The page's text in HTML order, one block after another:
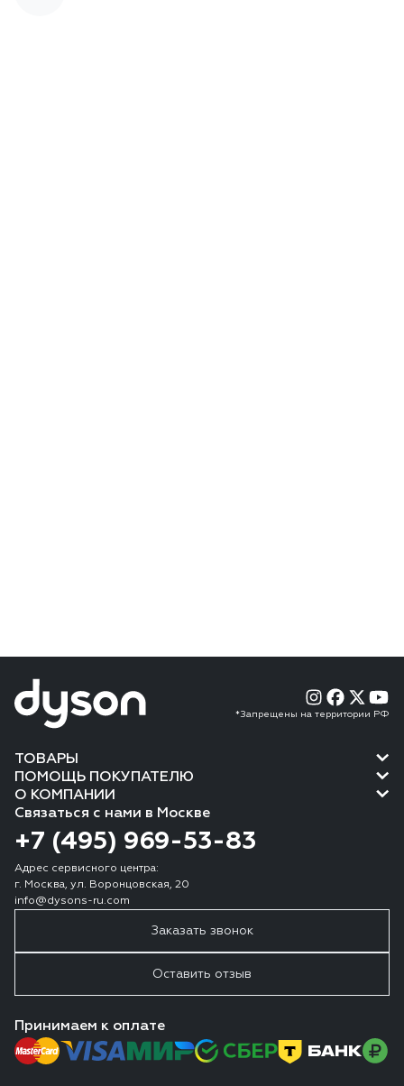
*Запрещены на территории РФ
ТОВАРЫ
ПОМОЩЬ ПОКУПАТЕЛЮ
О КОМПАНИИ
Связаться с нами в Москве
+7 (495) 969-53-83
Адрес сервисного центра:
г. Москва, ул. Воронцовская, 20
info@dysons-ru.com
Заказать звонок
Оставить отзыв
Принимаем к оплате